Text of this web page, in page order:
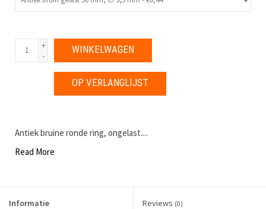
+
-
WINKELWAGEN
OP VERLANGLIJST
Antiek bruine ronde ring, ongelast....
Read More
Informatie Reviews (0)